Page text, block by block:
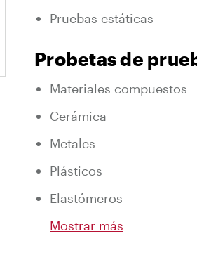
Pruebas estáticas
Probetas de
Materiales compuestos
Cerámica
Metales
Plásticos
Elastómeros
Mostrar más